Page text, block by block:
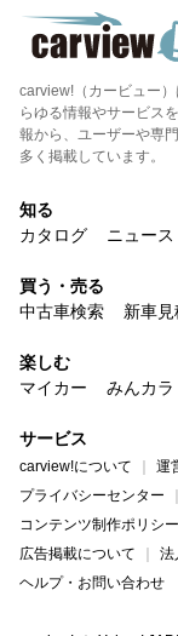
carview!（カービュー
らゆる情報やサービス
報から、ユーザーや専
多く掲載しています。
知る
カタログ
ニュース
買う・売る
中古車検索
新車見
楽しむ
マイカー
みんカラ
サービス
carview!について 運
プライバシーセンター
コンテンツ制作ポリシー
広告掲載について
法
ヘルプ・お問い合わせ